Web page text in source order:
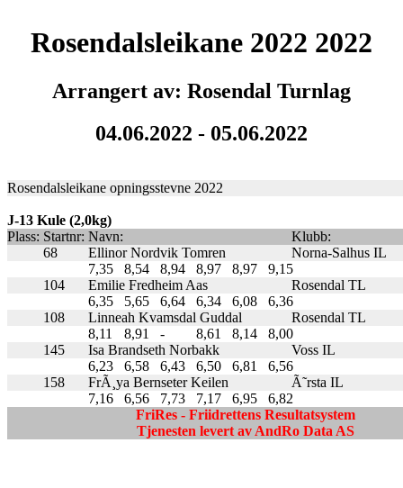
Rosendalsleikane 2022 2022
Arrangert av: Rosendal Turnlag
04.06.2022 - 05.06.2022
Rosendalsleikane opningsstevne 2022
J-13 Kule (2,0kg)
Plass: Startnr: Navn:
Klubb:
68
Ellinor Nordvik Tomren
Norna-Salhus IL
7,35
8,54 8,94 8,97 8,97
9,15
104
Emilie Fredheim Aas
Rosendal TL
6,35
5,65 6,64 6,34 6,08
6,36
108
Linneah Kvamsdal Guddal
Rosendal TL
8,11
8,91 - 8,61 8,14
8,00
145
Isa Brandseth Norbakk
Voss IL
6,23
6,58 6,43 6,50 6,81
6,56
158
FrÃ¸ya Bernseter Keilen
Ã˜rsta IL
7,16
6,56 7,73 7,17 6,95
6,82
FriRes - Friidrettens Resultatsystem
Tjenesten levert av AndRo Data AS